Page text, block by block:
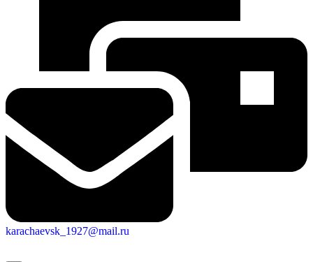
karachaevsk_1927@mail.ru